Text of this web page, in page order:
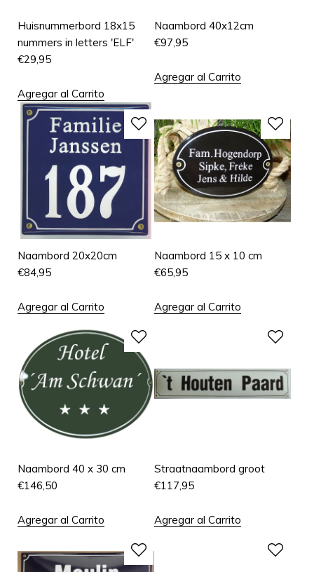
Huisnummerbord 18x15
nummers in letters 'ELF'
€29,95
Agregar al Carrito
Naambord 40x12cm
€97,95
Agregar al Carrito
Naambord 20x20cm
€84,95
Agregar al Carrito
Naambord 15 x 10 cm
€65,95
Agregar al Carrito
Naambord 40 x 30 cm
€146,50
Agregar al Carrito
Straatnaambord groot
€117,95
Agregar al Carrito